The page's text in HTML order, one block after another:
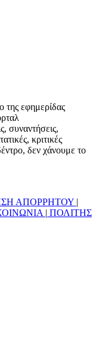
της εφημερίδας
συναντήσεις,
κριτικές
δεν χάνουμε το
ΑΠΟΡΡΗΤΟΥ |
| ΠΟΛΙΤΗΣ